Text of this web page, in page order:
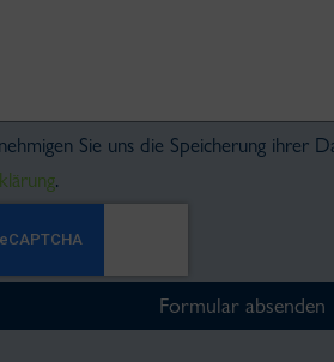
Sie uns die Speicherung ihrer
.
Formular absenden